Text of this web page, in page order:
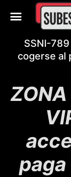
SSNI-
cogerse al
ZONA